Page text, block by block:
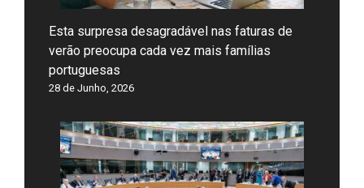
Esta surpresa desagradável nas faturas de
verão preocupa cada vez mais famílias
portuguesas
28 de Junho, 2026